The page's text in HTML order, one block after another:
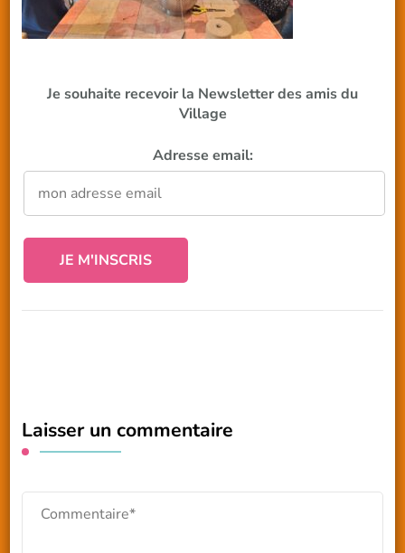
Je souhaite recevoir la Newsletter des amis du
Village
Adresse email:
Laisser un commentaire